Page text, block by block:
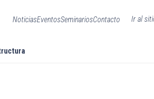
NoticiasEventosSeminariosContacto Ir al